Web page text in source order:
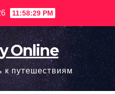
11:58:30 PM
Online
к путешествиям